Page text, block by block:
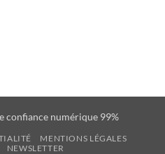
confiance numérique 99%
MENTIONS LÉGALES
NEWSLETTER